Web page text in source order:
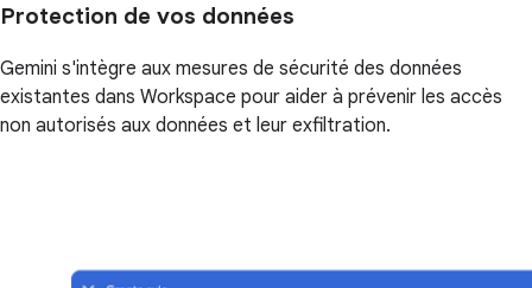
Protection de vos données
Gemini s'intègre aux mesures de sécurité des données
existantes dans Workspace pour aider à prévenir les accès
non autorisés aux données et leur exfiltration.